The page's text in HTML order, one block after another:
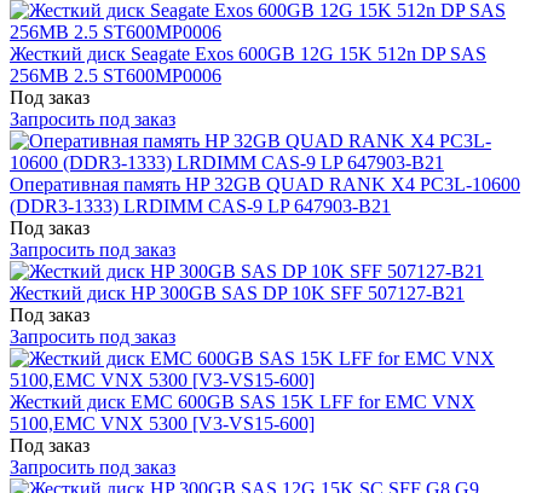
Жесткий диск Seagate Exos 600GB 12G 15K 512n DP SAS
256MB 2.5 ST600MP0006
Под заказ
Запросить под заказ
Оперативная память HP 32GB QUAD RANK X4 PC3L-10600
(DDR3-1333) LRDIMM CAS-9 LP 647903-B21
Под заказ
Запросить под заказ
Жесткий диск HP 300GB SAS DP 10K SFF 507127-B21
Под заказ
Запросить под заказ
Жесткий диск EMC 600GB SAS 15K LFF for EMC VNX
5100,EMC VNX 5300 [V3-VS15-600]
Под заказ
Запросить под заказ